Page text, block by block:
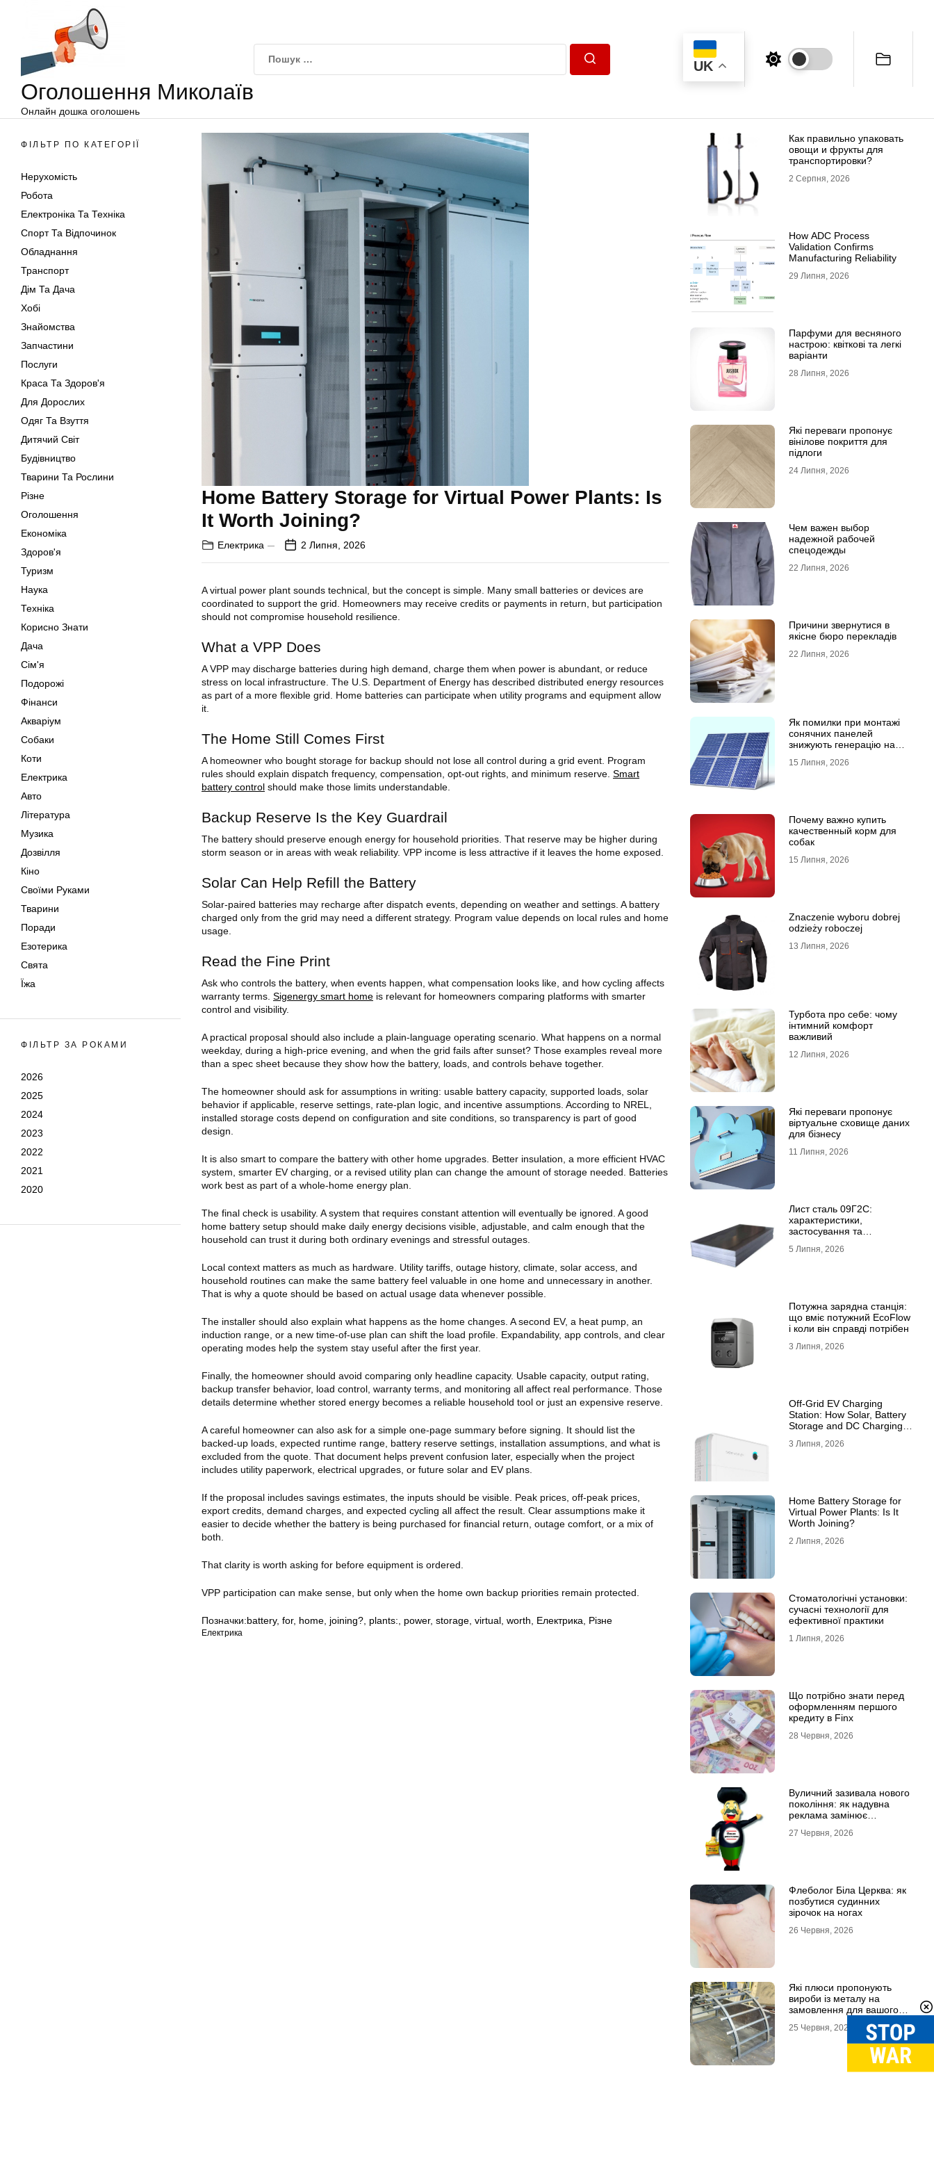
Оголошення Миколаїв
Онлайн дошка оголошень
UK
ФІЛЬТР ПО КАТЕГОРІЇ
Нерухомість
Робота
Електроніка Та Техніка
Спорт Та Відпочинок
Обладнання
Транспорт
Дім Та Дача
Хобі
Знайомства
Запчастини
Послуги
Краса Та Здоров'я
Для Дорослих
Одяг Та Взуття
Дитячий Світ
Будівництво
Тварини Та Рослини
Різне
Оголошення
Економіка
Здоров'я
Туризм
Наука
Техніка
Корисно Знати
Дача
Сім'я
Подорожі
Фінанси
Акваріум
Собаки
Коти
Електрика
Авто
Література
Музика
Дозвілля
Кіно
Своїми Руками
Тварини
Поради
Езотерика
Свята
Їжа
ФІЛЬТР ЗА РОКАМИ
2026
2025
2024
2023
2022
2021
2020
Home Battery Storage for Virtual Power Plants: Is
It Worth Joining?
Електрика 2 Липня, 2026
A virtual power plant sounds technical, but the concept is simple. Many small batteries or devices are
coordinated to support the grid. Homeowners may receive credits or payments in return, but participation
should not compromise household resilience.
What a VPP Does
A VPP may discharge batteries during high demand, charge them when power is abundant, or reduce
stress on local infrastructure. The U.S. Department of Energy has described distributed energy resources
as part of a more flexible grid. Home batteries can participate when utility programs and equipment allow
it.
The Home Still Comes First
A homeowner who bought storage for backup should not lose all control during a grid event. Program
rules should explain dispatch frequency, compensation, opt-out rights, and minimum reserve. Smart
battery control should make those limits understandable.
Backup Reserve Is the Key Guardrail
The battery should preserve enough energy for household priorities. That reserve may be higher during
storm season or in areas with weak reliability. VPP income is less attractive if it leaves the home exposed.
Solar Can Help Refill the Battery
Solar-paired batteries may recharge after dispatch events, depending on weather and settings. A battery
charged only from the grid may need a different strategy. Program value depends on local rules and home
usage.
Read the Fine Print
Ask who controls the battery, when events happen, what compensation looks like, and how cycling affects
warranty terms. Sigenergy smart home is relevant for homeowners comparing platforms with smarter
control and visibility.
A practical proposal should also include a plain-language operating scenario. What happens on a normal
weekday, during a high-price evening, and when the grid fails after sunset? Those examples reveal more
than a spec sheet because they show how the battery, loads, and controls behave together.
The homeowner should ask for assumptions in writing: usable battery capacity, supported loads, solar
behavior if applicable, reserve settings, rate-plan logic, and incentive assumptions. According to NREL,
installed storage costs depend on configuration and site conditions, so transparency is part of good
design.
It is also smart to compare the battery with other home upgrades. Better insulation, a more efficient HVAC
system, smarter EV charging, or a revised utility plan can change the amount of storage needed. Batteries
work best as part of a whole-home energy plan.
The final check is usability. A system that requires constant attention will eventually be ignored. A good
home battery setup should make daily energy decisions visible, adjustable, and calm enough that the
household can trust it during both ordinary evenings and stressful outages.
Local context matters as much as hardware. Utility tariffs, outage history, climate, solar access, and
household routines can make the same battery feel valuable in one home and unnecessary in another.
That is why a quote should be based on actual usage data whenever possible.
The installer should also explain what happens as the home changes. A second EV, a heat pump, an
induction range, or a new time-of-use plan can shift the load profile. Expandability, app controls, and clear
operating modes help the system stay useful after the first year.
Finally, the homeowner should avoid comparing only headline capacity. Usable capacity, output rating,
backup transfer behavior, load control, warranty terms, and monitoring all affect real performance. Those
details determine whether stored energy becomes a reliable household tool or just an expensive reserve.
A careful homeowner can also ask for a simple one-page summary before signing. It should list the
backed-up loads, expected runtime range, battery reserve settings, installation assumptions, and what is
excluded from the quote. That document helps prevent confusion later, especially when the project
includes utility paperwork, electrical upgrades, or future solar and EV plans.
If the proposal includes savings estimates, the inputs should be visible. Peak prices, off-peak prices,
export credits, demand charges, and expected cycling all affect the result. Clear assumptions make it
easier to decide whether the battery is being purchased for financial return, outage comfort, or a mix of
both.
That clarity is worth asking for before equipment is ordered.
VPP participation can make sense, but only when the home own backup priorities remain protected.
Позначки:battery, for, home joining? plants: power, storage virtual worth Електрика Різне
Електрика
Как правильно упаковать
овощи и фрукты для
транспортировки?
2 Серпня, 2026
How ADC Process
Validation Confirms
Manufacturing Reliability
29 Липня, 2026
Парфуми для весняного
настрою: квіткові та легкі
варіанти
28 Липня, 2026
Які переваги пропонує
вінілове покриття для
підлоги
24 Липня, 2026
Чем важен выбор
надежной рабочей
спецодежды
22 Липня, 2026
Причини звернутися в
якісне бюро перекладів
22 Липня, 2026
Як помилки при монтажі
сонячних панелей
знижують генерацію на
15 Липня, 2026
Почему важно купить
качественный корм для
собак
15 Липня, 2026
Znaczenie wyboru dobrej
odzieży roboczej
13 Липня, 2026
Турбота про себе: чому
інтимний комфорт
важливий
12 Липня, 2026
Які переваги пропонує
віртуальне сховище даних
для бізнесу
11 Липня, 2026
Лист сталь 09Г2С:
характеристики,
застосування та
10ХСНД
5 Липня, 2026
Потужна зарядна станція:
що вміє потужний EcoFlow
і коли він справді потрібен
3 Липня, 2026
Off-Grid EV Charging
Station: How Solar, Battery
Storage and DC Charging
3 Липня, 2026
Home Battery Storage for
Virtual Power Plants: Is It
Worth Joining?
2 Липня, 2026
Стоматологічні установки:
сучасні технології для
ефективної практики
1 Липня, 2026
Що потрібно знати перед
оформленням першого
кредиту в Finx
28 Червня, 2026
Вуличний зазивала нового
покоління: як надувна
реклама замінює
витрати
27 Червня, 2026
Флеболог Біла Церква: як
позбутися судинних
зірочок на ногах
26 Червня, 2026
Які плюси пропонують
вироби із металу на
замовлення для вашого
25 Червня, 2026